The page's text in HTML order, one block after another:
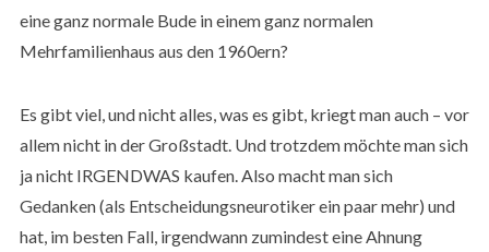
eine ganz normale Bude in einem ganz normalen
Mehrfamilienhaus aus den 1960ern?
Es gibt viel, und nicht alles, was es gibt, kriegt man auch – vor
allem nicht in der Großstadt. Und trotzdem möchte man sich
ja nicht IRGENDWAS kaufen. Also macht man sich
Gedanken (als Entscheidungsneurotiker ein paar mehr) und
hat, im besten Fall, irgendwann zumindest eine Ahnung